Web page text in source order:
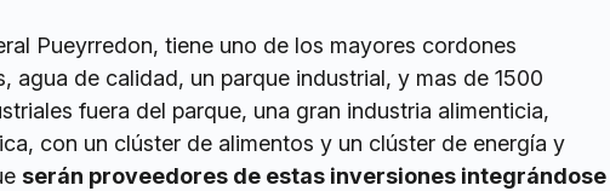
Pueyrredon, tiene uno de los mayores cordones
agua de calidad, un parque industrial, y mas de 1500
fuera del parque, una gran industria alimenticia,
con un clúster de alimentos y un clúster de energía y
serán proveedores de estas inversiones integrándose